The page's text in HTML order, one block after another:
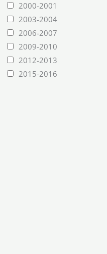
2000-2001
2003-2004
2006-2007
2009-2010
2012-2013
2015-2016